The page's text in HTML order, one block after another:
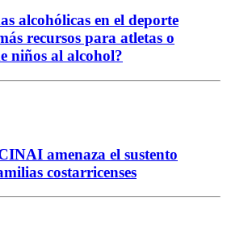
alcohólicas en el deporte
recursos para atletas o
niños al alcohol?
amenaza el sustento
costarricenses